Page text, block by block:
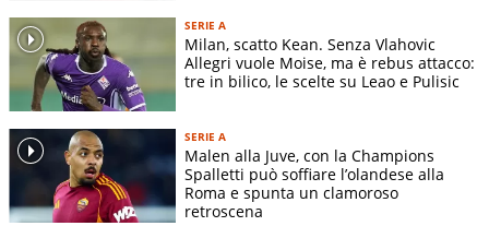
SERIE A
Milan, scatto Kean. Senza Vlahovic
Allegri vuole Moise, ma è rebus attacco:
tre in bilico, le scelte su Leao e Pulisic
SERIE A
Malen alla Juve, con la Champions
Spalletti può soffiare l’olandese alla
Roma e spunta un clamoroso
retroscena